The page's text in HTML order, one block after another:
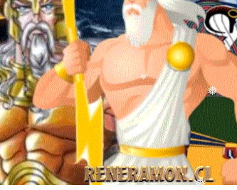
❅
❅
❅
❅